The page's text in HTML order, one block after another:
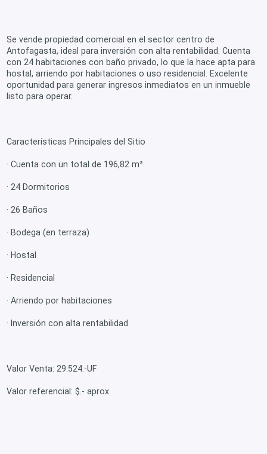
Se vende propiedad comercial en el sector centro de
Antofagasta, ideal para inversión con alta rentabilidad. Cuenta
con 24 habitaciones con baño privado, lo que la hace apta para
hostal, arriendo por habitaciones o uso residencial. Excelente
oportunidad para generar ingresos inmediatos en un inmueble
listo para operar.
Características Principales del Sitio
· Cuenta con un total de 196,82 m²
· 24 Dormitorios
· 26 Baños
· Bodega (en terraza)
· Hostal
· Residencial
· Arriendo por habitaciones
· Inversión con alta rentabilidad
Valor Venta: 29.524.-UF
Valor referencial: $.- aprox